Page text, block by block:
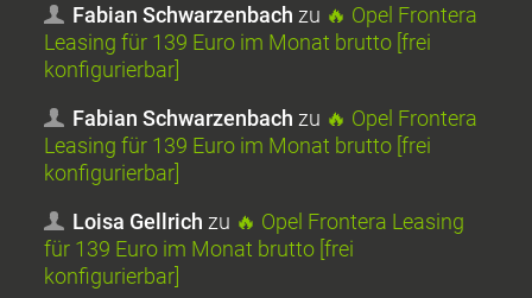
Fabian Schwarzenbach zu 🔥 Opel Frontera
Leasing für 139 Euro im Monat brutto [frei
konfigurierbar]
Fabian Schwarzenbach zu 🔥 Opel Frontera
Leasing für 139 Euro im Monat brutto [frei
konfigurierbar]
Loisa Gellrich zu 🔥 Opel Frontera Leasing
für 139 Euro im Monat brutto [frei
konfigurierbar]